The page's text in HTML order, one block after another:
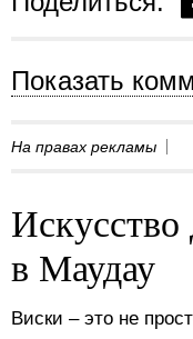
Показать
На правах рекламы
Искусство
в Маудау
Виски – это не